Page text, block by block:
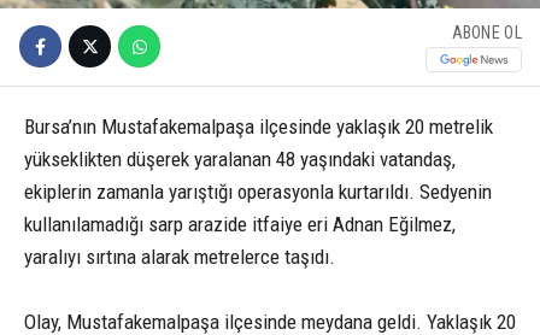
ABONE OL
Bursa’nın Mustafakemalpaşa ilçesinde yaklaşık 20 metrelik
yükseklikten düşerek yaralanan 48 yaşındaki vatandaş,
ekiplerin zamanla yarıştığı operasyonla kurtarıldı. Sedyenin
kullanılamadığı sarp arazide itfaiye eri Adnan Eğilmez,
yaralıyı sırtına alarak metrelerce taşıdı.
Olay, Mustafakemalpaşa ilçesinde meydana geldi. Yaklaşık 20